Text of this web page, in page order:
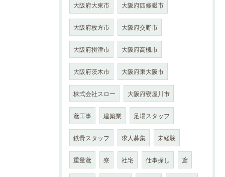
大阪府大東市 大阪府四條畷市
大阪府枚方市 大阪府交野市
大阪府摂津市 大阪府高槻市
大阪府茨木市 大阪府東大阪市
株式会社スロー 大阪府寝屋川市
鳶工事 建築業 足場スタッフ
鉄骨スタッフ 求人募集 未経験
重量鳶 寮 社宅 仕事探し 鳶